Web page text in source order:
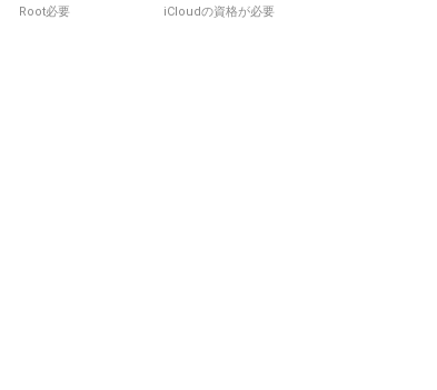
Root必要
iCloudの資格が必要